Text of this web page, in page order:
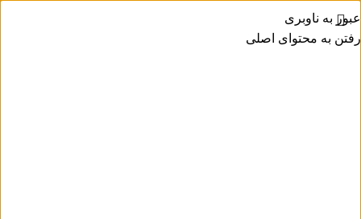
عبور به ناوبری
رفتن به محتوای اصلی